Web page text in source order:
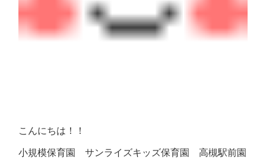
こんにちは！！
小規模保育園 サンライズキッズ保育園 高槻駅前園